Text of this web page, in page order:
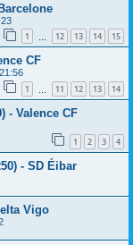
1 12 13 14 15
CF
1 11 12 13 14
- Valence CF
1 2 3 4
- SD Éibar
Vigo